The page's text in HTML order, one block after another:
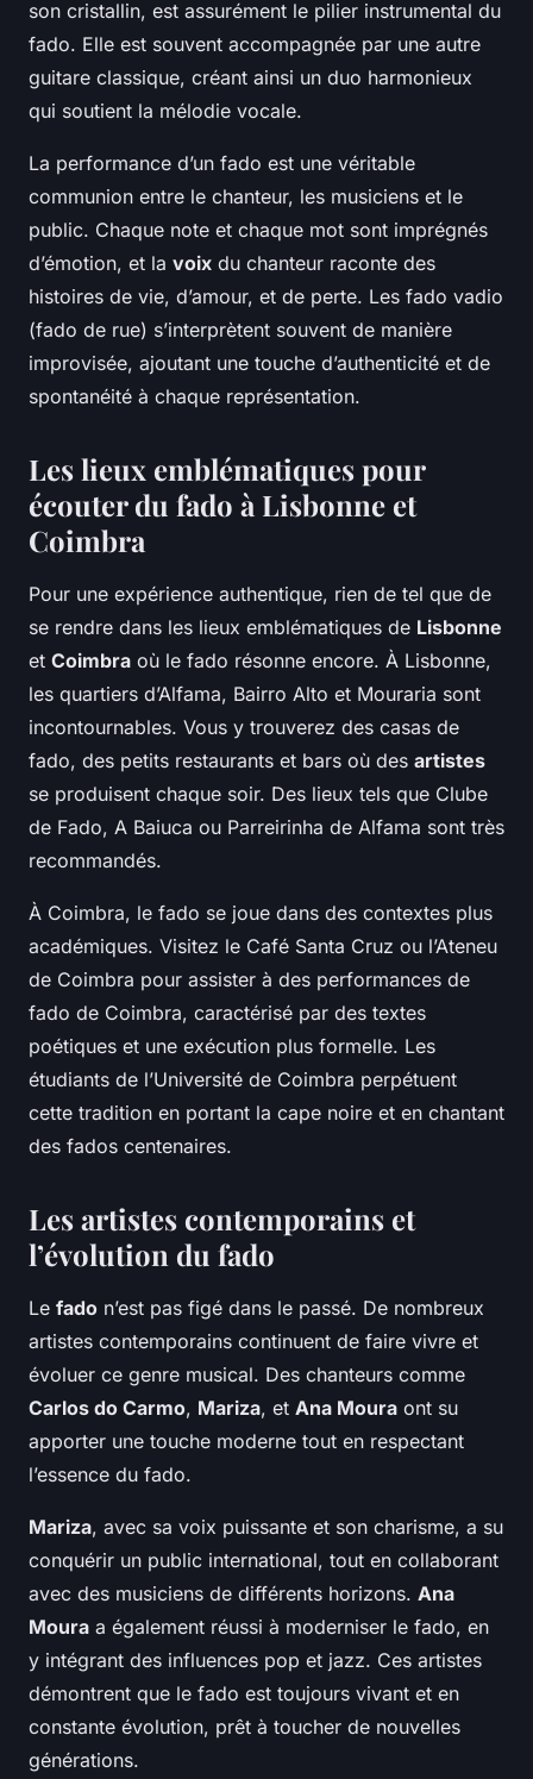
son cristallin, est assurément le pilier instrumental du
fado. Elle est souvent accompagnée par une autre
guitare classique, créant ainsi un duo harmonieux
qui soutient la mélodie vocale.
La performance d’un fado est une véritable
communion entre le chanteur, les musiciens et le
public. Chaque note et chaque mot sont imprégnés
d’émotion, et la voix du chanteur raconte des
histoires de vie, d’amour, et de perte. Les fado vadio
(fado de rue) s’interprètent souvent de manière
improvisée, ajoutant une touche d’authenticité et de
spontanéité à chaque représentation.
Les lieux emblématiques pour
écouter du fado à Lisbonne et
Coimbra
Pour une expérience authentique, rien de tel que de
se rendre dans les lieux emblématiques de Lisbonne
et Coimbra où le fado résonne encore. À Lisbonne,
les quartiers d’Alfama, Bairro Alto et Mouraria sont
incontournables. Vous y trouverez des casas de
fado, des petits restaurants et bars où des artistes
se produisent chaque soir. Des lieux tels que Clube
de Fado, A Baiuca ou Parreirinha de Alfama sont très
recommandés.
À Coimbra, le fado se joue dans des contextes plus
académiques. Visitez le Café Santa Cruz ou l’Ateneu
de Coimbra pour assister à des performances de
fado de Coimbra, caractérisé par des textes
poétiques et une exécution plus formelle. Les
étudiants de l’Université de Coimbra perpétuent
cette tradition en portant la cape noire et en chantant
des fados centenaires.
Les artistes contemporains et
l’évolution du fado
Le fado n’est pas figé dans le passé. De nombreux
artistes contemporains continuent de faire vivre et
évoluer ce genre musical. Des chanteurs comme
Carlos do Carmo, Mariza, et Ana Moura ont su
apporter une touche moderne tout en respectant
l’essence du fado.
Mariza, avec sa voix puissante et son charisme, a su
conquérir un public international, tout en collaborant
avec des musiciens de différents horizons. Ana
Moura a également réussi à moderniser le fado, en
y intégrant des influences pop et jazz. Ces artistes
démontrent que le fado est toujours vivant et en
constante évolution, prêt à toucher de nouvelles
générations.